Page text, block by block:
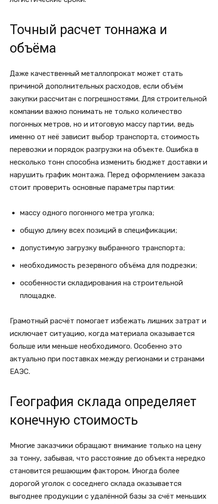
Точный расчет тоннажа и
объёма
Даже качественный металлопрокат может стать
причиной дополнительных расходов, если объём
закупки рассчитан с погрешностями. Для строительной
компании важно понимать не только количество
погонных метров, но и итоговую массу партии, ведь
именно от неё зависит выбор транспорта, стоимость
перевозки и порядок разгрузки на объекте. Ошибка в
несколько тонн способна изменить бюджет доставки и
нарушить график монтажа. Перед оформлением заказа
стоит проверить основные параметры партии:
массу одного погонного метра уголка;
общую длину всех позиций в спецификации;
допустимую загрузку выбранного транспорта;
необходимость резервного объёма для подрезки;
особенности складирования на строительной
площадке.
Грамотный расчёт помогает избежать лишних затрат и
исключает ситуацию, когда материала оказывается
больше или меньше необходимого. Особенно это
актуально при поставках между регионами и странами
ЕАЭС.
География склада определяет
конечную стоимость
Многие заказчики обращают внимание только на цену
за тонну, забывая, что расстояние до объекта нередко
становится решающим фактором. Иногда более
дорогой уголок с соседнего склада оказывается
выгоднее продукции с удалённой базы за счёт меньших